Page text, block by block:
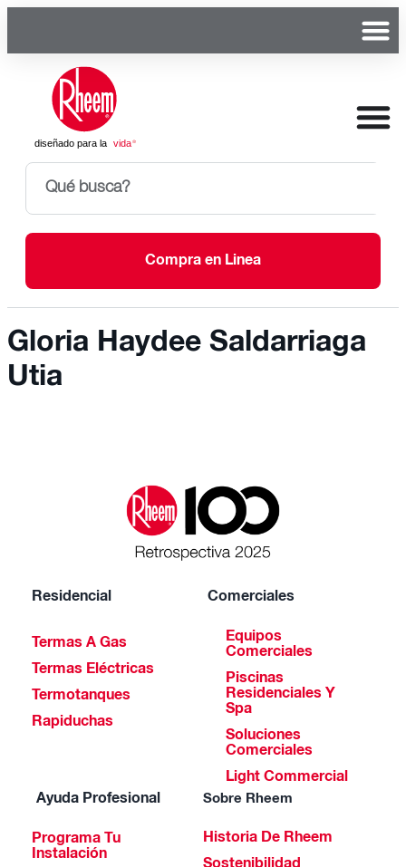
Compra en Linea
Gloria Haydee Saldarriaga
Utia
Residencial
Termas A Gas
Termas Eléctricas
Termotanques
Rapiduchas
Comerciales
Equipos
Comerciales
Piscinas
Residenciales Y
Spa
Soluciones
Comerciales
Light Commercial
Ayuda Profesional
Programa Tu
Instalación
Sobre Rheem
Historia De Rheem